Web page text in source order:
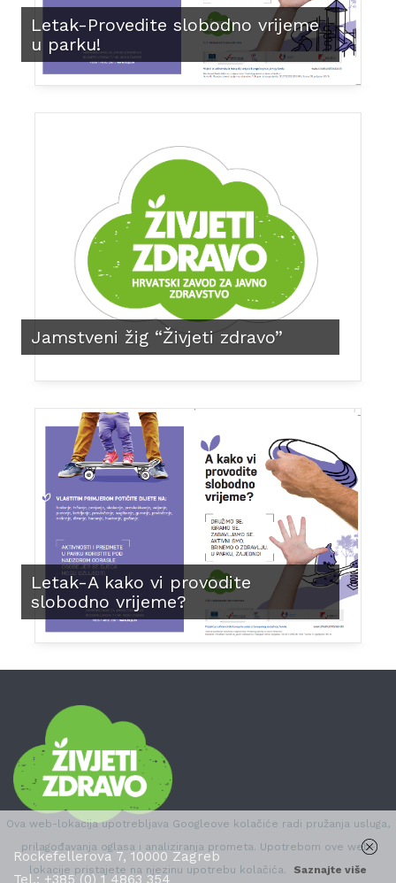
Letak-Provedite slobodno vrijeme
u parku!
Jamstveni žig “Živjeti zdravo”
Letak-A kako vi provodite
slobodno vrijeme?
Rockefellerova 7, 10000 Zagreb
Tel.: +385 (0) 1 4863 354
Ova web-lokacija upotrebljava Googleove kolačiće radi pružanja usluga,
prilagođavanja oglasa i analiziranja prometa. Upotrebom ove web-
lokacije pristajete na njezinu upotrebu kolačića.
Saznajte više